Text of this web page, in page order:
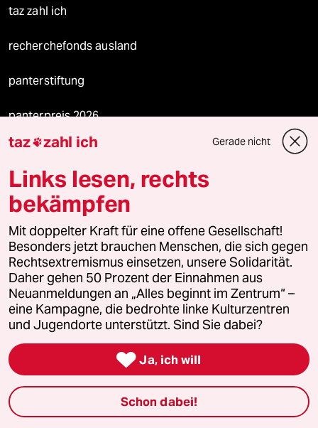
taz zahl ich
recherchefonds ausland
panterstiftung
panterpreis 2026
Podcast
bundestalk
fernverbindung
klima update°
Mauerecho
Freie Rede
reingehen
taz zahl ich Gerade nicht
Links lesen, rechts
bekämpfen
Mit doppelter Kraft für eine offene Gesellschaft!
Besonders jetzt brauchen Menschen, die sich gegen
Rechtsextremismus einsetzen, unsere Solidarität.
Daher gehen 50 Prozent der Einnahmen aus
Neuanmeldungen an „Alles beginnt im Zentrum“ –
eine Kampagne, die bedrohte linke Kulturzentren
und Jugendorte unterstützt. Sind Sie dabei?
 Ja, ich will
Schon dabei!